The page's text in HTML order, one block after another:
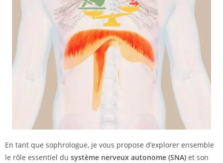
En tant que sophrologue, je vous propose d’explorer ensemble
le rôle essentiel du système nerveux autonome (SNA) et son